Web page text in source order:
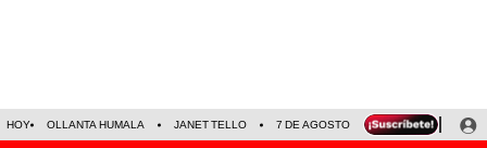
HOY OLLANTA HUMALA JANET TELLO 7 DE AGOSTO TINKA RESULTADOS